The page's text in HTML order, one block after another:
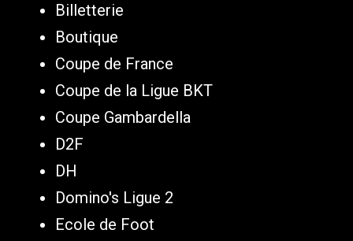
Billetterie
Boutique
Coupe de France
Coupe de la Ligue BKT
Coupe Gambardella
D2F
DH
Domino's Ligue 2
Ecole de Foot